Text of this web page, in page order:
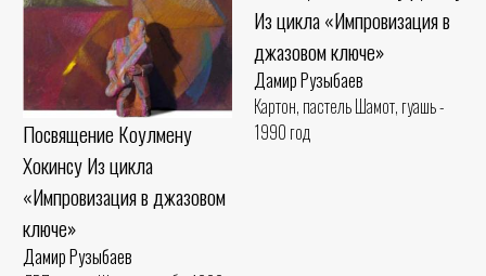
Дамир Рузыбаев
ДВП, масло Шамот, ангоб - 1999
год
Посвящение Коулмену
Хокинсу Из цикла
«Импровизация в джазовом
ключе»
Дамир Рузыбаев
Из цикла «Импровизация в
джазовом ключе»
Дамир Рузыбаев
Картон, пастель Шамот, гуашь -
1990 год